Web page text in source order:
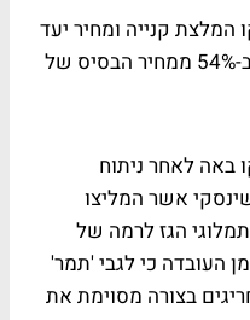
קנייה ומחיר יעד
של 67 אגורות. המלצה זו גבוהה ב-54% ממחיר הבסיס של
באה לאחר ניתוח
אשר המליצו
הגז לרמה של
מן העובדה כי לגבי 'תמר'
בצורה מסוימת את